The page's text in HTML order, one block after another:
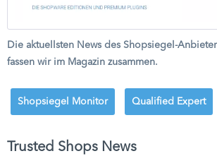
Die aktuellsten News des Shopsiegel-
fassen wir im Magazin zusammen.
Shopsiegel Monitor Qualified Expert
Trusted Shops News